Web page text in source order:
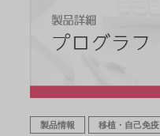
製品情報 移植・自己免疫